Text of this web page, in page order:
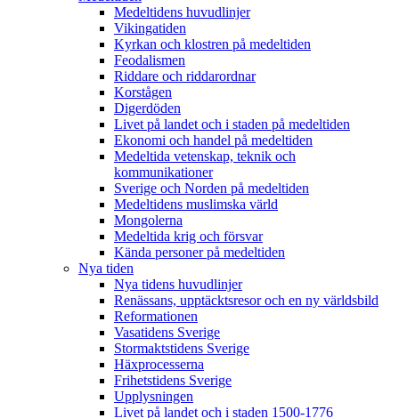
Medeltidens huvudlinjer
Vikingatiden
Kyrkan och klostren på medeltiden
Feodalismen
Riddare och riddarordnar
Korstågen
Digerdöden
Livet på landet och i staden på medeltiden
Ekonomi och handel på medeltiden
Medeltida vetenskap, teknik och
kommunikationer
Sverige och Norden på medeltiden
Medeltidens muslimska värld
Mongolerna
Medeltida krig och försvar
Kända personer på medeltiden
Nya tiden
Nya tidens huvudlinjer
Renässans, upptäcktsresor och en ny världsbild
Reformationen
Vasatidens Sverige
Stormaktstidens Sverige
Häxprocesserna
Frihetstidens Sverige
Upplysningen
Livet på landet och i staden 1500-1776